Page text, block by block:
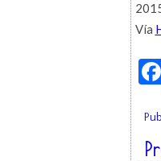
Vía